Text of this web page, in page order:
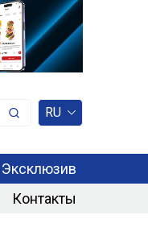
RU
Эксклюзив
Контакты